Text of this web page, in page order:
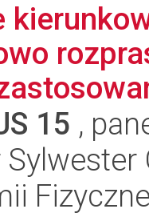
15 ,